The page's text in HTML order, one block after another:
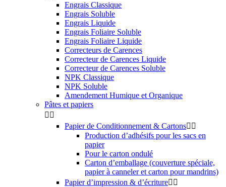
Engrais Classique
Engrais Soluble
Engrais Liquide
Engrais Foliaire Soluble
Engrais Foliaire Liquide
Correcteurs de Carences
Correcteur de Carences Liquide
Correcteur de Carences Soluble
NPK Classique
NPK Soluble
Amendement Humique et Organique
Pâtes et papiers
 
Papier de Conditionnement & Cartons 
Production d’adhésifs pour les sacs en
papier
Pour le carton ondulé
Carton d’emballage (couverture spéciale,
papier à canneler et carton pour mandrins)
Papier d’impression & d’écriture 